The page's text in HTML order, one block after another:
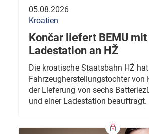
05.08.2026
Kroatien
Končar liefert BEMU mit
Ladestation an HŽ
Die kroatische Staatsbahn HŽ
Fahrzeugherstellungstochter von
der Lieferung von sechs
und einer Ladestation beauftragt.